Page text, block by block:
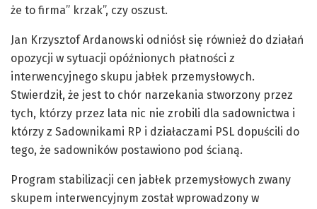
że to firma” krzak”, czy oszust.
Jan Krzysztof Ardanowski odniósł się również do działań
opozycji w sytuacji opóźnionych płatności z
interwencyjnego skupu jabłek przemysłowych.
Stwierdził, że jest to chór narzekania stworzony przez
tych, którzy przez lata nic nie zrobili dla sadownictwa i
którzy z Sadownikami RP i działaczami PSL dopuścili do
tego, że sadowników postawiono pod ścianą.
Program stabilizacji cen jabłek przemysłowych zwany
skupem interwencyjnym został wprowadzony w